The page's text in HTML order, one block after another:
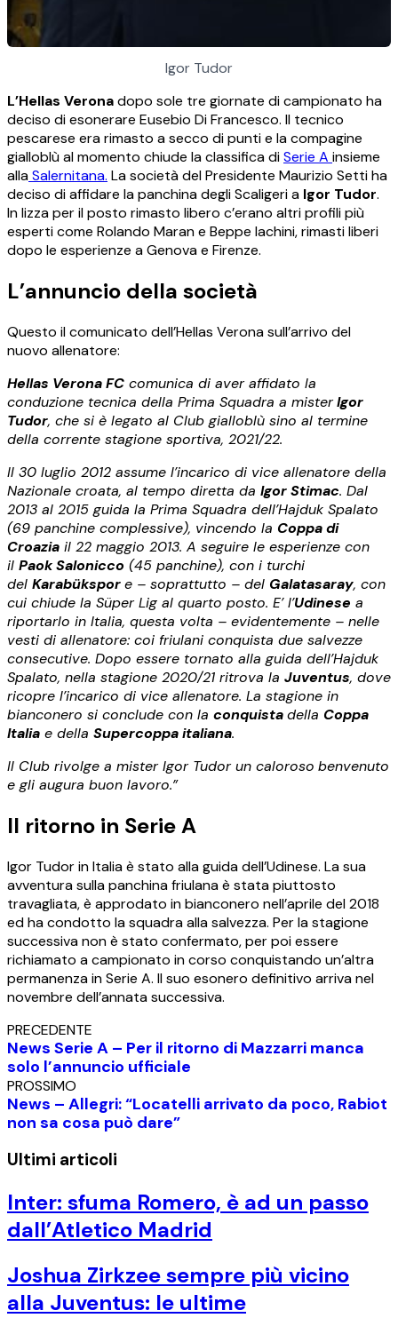
Igor Tudor
L’Hellas Veronadopo sole tre giornate di campionato ha
deciso di esonerare Eusebio Di Francesco. Il tecnico
pescarese era rimasto a secco di punti e la compagine
gialloblù al momento chiude la classifica diSerie A insieme
allaSalernitana. La società del Presidente Maurizio Setti ha
deciso di affidare la panchina degli Scaligeri a Igor Tudor.
In lizza per il posto rimasto libero c’erano altri profili più
esperti come Rolando Maran e Beppe Iachini, rimasti liberi
dopo le esperienze a Genova e Firenze.
L’annuncio della società
Questo il comunicato dell’Hellas Verona sull’arrivo del
nuovo allenatore:
Hellas Verona FC comunica di aver affidato la
conduzione tecnica della Prima Squadra a misterIgor
Tudor, che si è legato al Club gialloblù sino al termine
della corrente stagione sportiva, 2021/22.
Il 30 luglio 2012 assume l’incarico di vice allenatore della
Nazionale croata, al tempo diretta da Igor Stimac. Dal
2013 al 2015 guida la Prima Squadra dell’Hajduk Spalato
(69 panchine complessive), vincendo la Coppa di
Croazia il 22 maggio 2013. A seguire le esperienze con
il Paok Salonicco (45 panchine), con i turchi
del Karabükspore – soprattutto – del Galatasaray, con
cui chiude la Süper Lig al quarto posto. E’ l’Udinese a
riportarlo in Italia, questa volta – evidentemente – nelle
vesti di allenatore: coi friulani conquista due salvezze
consecutive. Dopo essere tornato alla guida dell’Hajduk
Spalato, nella stagione 2020/21 ritrova la Juventus, dove
ricopre l’incarico di vice allenatore. La stagione in
bianconero si conclude con la conquistadella Coppa
Italia e della Supercoppa italiana.
Il Club rivolge a mister Igor Tudor un caloroso benvenuto
e gli augura buon lavoro.”
Il ritorno in Serie A
Igor Tudor in Italia è stato alla guida dell’Udinese. La sua
avventura sulla panchina friulana è stata piuttosto
travagliata, è approdato in bianconero nell’aprile del 2018
ed ha condotto la squadra alla salvezza. Per la stagione
successiva non è stato confermato, per poi essere
richiamato a campionato in corso conquistando un’altra
permanenza in Serie A. Il suo esonero definitivo arriva nel
novembre dell’annata successiva.
PRECEDENTE
News Serie A – Per il ritorno di Mazzarri manca
solo l’annuncio ufficiale
PROSSIMO
News – Allegri: “Locatelli arrivato da poco, Rabiot
non sa cosa può dare”
Ultimi articoli
Inter: sfuma Romero, è ad un passo
dall’Atletico Madrid
Joshua Zirkzee sempre più vicino
alla Juventus: le ultime